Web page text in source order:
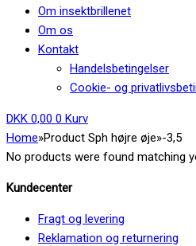
Om insektbrillenet
Om os
Kontakt
Handelsbetingelser
Cookie- og
DKK 0,00 0 Kurv
Home»Product Sph højre øje»-3,5
No products were found matching
Kundecenter
Fragt og levering
Reklamation og returnering